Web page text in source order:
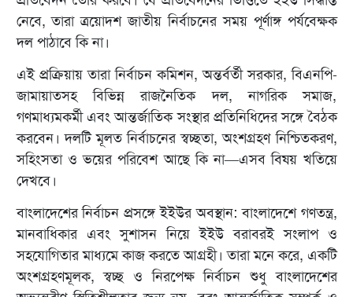
নেবে, তারা ত্রয়োদশ জাতীয় নির্বাচনের সময় পূর্ণাঙ্গ পর্যবেক্ষক
দল পাঠাবে কি না।
এই প্রক্রিয়ায় তারা নির্বাচন কমিশন, অন্তর্বর্তী সরকার, বিএনপি-
জামায়াতসহ বিভিন্ন রাজনৈতিক দল, নাগরিক সমাজ,
গণমাধ্যমকর্মী এবং আন্তর্জাতিক সংস্থার প্রতিনিধিদের সঙ্গে বৈঠক
করবেন। দলটি মূলত নির্বাচনের স্বচ্ছতা, অংশগ্রহণ নিশ্চিতকরণ,
সহিংসতা ও ভয়ের পরিবেশ আছে কি না—এসব বিষয় খতিয়ে
দেখবে।
বাংলাদেশের নির্বাচন প্রসঙ্গে ইইউর অবস্থান: বাংলাদেশে গণতন্ত্র,
মানবাধিকার এবং সুশাসন নিয়ে ইইউ বরাবরই সংলাপ ও
সহযোগিতার মাধ্যমে কাজ করতে আগ্রহী। তারা মনে করে, একটি
অংশগ্রহণমূলক, স্বচ্ছ ও নিরপেক্ষ নির্বাচন শুধু বাংলাদেশের